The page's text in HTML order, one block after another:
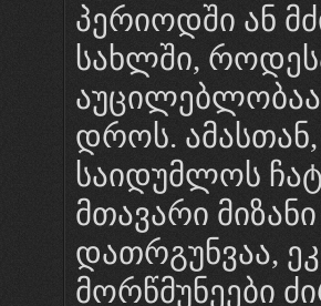
პერიოდში ან
სახლში,
დროს.
საიდუმლოს
მთავარი
დათრგუნვაა,
მორწმუნეები